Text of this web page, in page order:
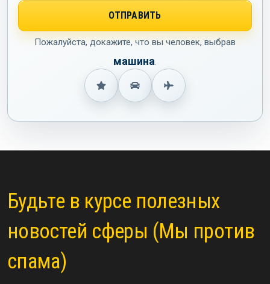
Пожалуйста, докажите, что вы человек, выбрав
машина.
Будьте в курсе полезных
новостей сферы (Мы против
спама)